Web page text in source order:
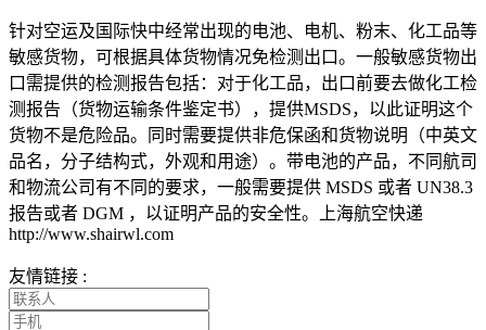
针对空运及国际快中经常出现的电池、电机、粉末、化工品等
敏感货物，可根据具体货物情况免检测出口。一般敏感货物出
口需提供的检测报告包括：对于化工品，出口前要去做化工检
测报告（货物运输条件鉴定书），提供MSDS，以此证明这个
货物不是危险品。同时需要提供非危保函和货物说明（中英文
品名，分子结构式，外观和用途）。带电池的产品，不同航司
和物流公司有不同的要求，一般需要提供 MSDS 或者 UN38.3
报告或者 DGM ，以证明产品的安全性。上海航空快递
http://www.shairwl.com
友情链接 :